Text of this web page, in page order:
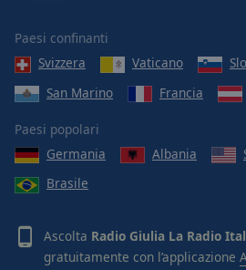
Paesi confinanti
Svizzera
Vaticano
San Marino
Francia
Paesi popolari
Germania
Albania
Brasile
Ascolta Radio Giulia La Radio
gratuitamente con l’applicazione